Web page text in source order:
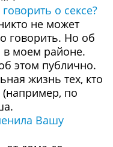
о сексе?
не может
говорить. Но об
в моем районе.
этом публично.
жизнь тех, кто
(например, по
Вашу